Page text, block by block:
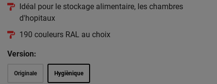
Idéal pour le stockage alimentaire, les chambres
d'hopitaux
190 couleurs RAL au choix
Version:
Originale Hygiènique